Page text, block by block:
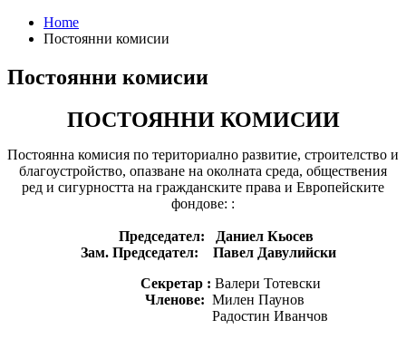
Home
Постоянни комисии
Постоянни комисии
ПОСТОЯННИ КОМИСИИ
Постоянна комисия по териториално развитие, строителство и
благоустройство, опазване на околната среда, обществения
ред и сигурността на гражданските права и Европейските
фондове: :
Председател: Даниел Кьосев
Зам. Председател: Павел Давулийски
Секретар : Валери Тотевски
Членове: Милен Паунов
Радостин Иванчов